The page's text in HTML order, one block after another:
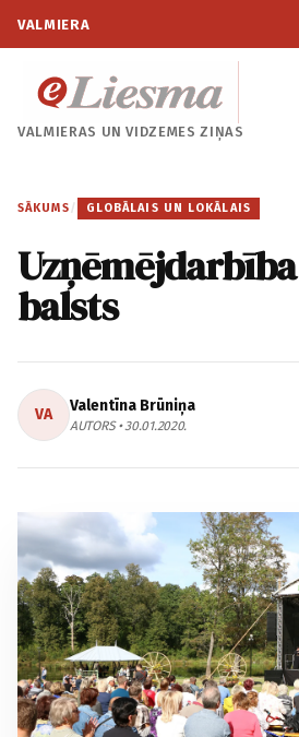
VALMIERA
VALMIERAS UNVIDZEMES ZIŅAS
SĀKUMS / GLOBĀLAIS UN LOKĀLAIS
balsts
VA Valentīna Brūniņa
AUTORS • 30.01.2020.